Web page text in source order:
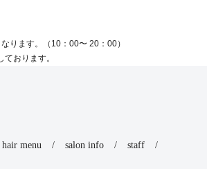
ります。（10：00〜 20：00）
おります。
hair menu salon info
staff